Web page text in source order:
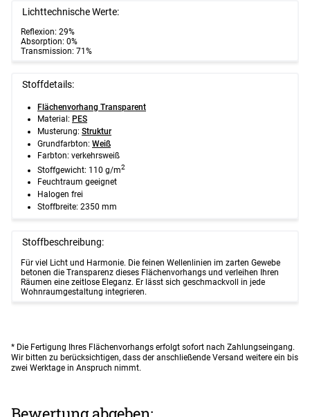
Lichttechnische Werte:
Reflexion: 29%
Absorption: 0%
Transmission: 71%
Stoffdetails:
Flächenvorhang Transparent
Material: PES
Musterung: Struktur
Grundfarbton: Weiß
Farbton: verkehrsweiß
Stoffgewicht: 110 g/m2
Feuchtraum geeignet
Halogen frei
Stoffbreite: 2350 mm
Stoffbeschreibung:
Für viel Licht und Harmonie. Die feinen Wellenlinien im zarten Gewebe
betonen die Transparenz dieses Flächenvorhangs und verleihen Ihren
Räumen eine zeitlose Eleganz. Er lässt sich geschmackvoll in jede
Wohnraumgestaltung integrieren.
* Die Fertigung Ihres Flächenvorhangs erfolgt sofort nach Zahlungseingang.
Wir bitten zu berücksichtigen, dass der anschließende Versand weitere ein bis
zwei Werktage in Anspruch nimmt.
Bewertung abgeben: